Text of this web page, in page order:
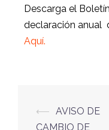
Descarga el
declaración anual
Aquí.
⟵ AVISO DE
CAMBIO DE